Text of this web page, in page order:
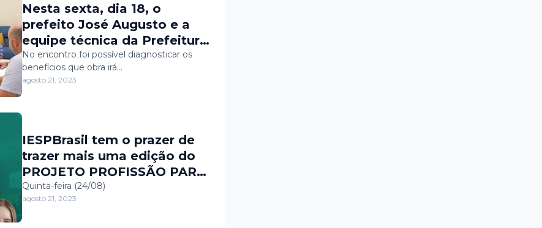
Nesta sexta, dia 18, o
prefeito José Augusto e a
equipe técnica da Prefeitura
Municipal de Portalegre se
reuniram com a equipe de
direção e engenharia da
o planejamento das
próximas intervenções das
obras de ampliação de rede
de abastecimento no
Município.
No encontro foi possível diagnosticar os
benefícios que obra irá…
agosto 21, 2023
IESPBrasil tem o prazer de
trazer mais uma edição do
PROJETO PROFISSÃO PARA
TODOS, ofertando CURSOS
GRATUITOS em Itaú - RN
Quinta-feira (24/08)
agosto 21, 2023